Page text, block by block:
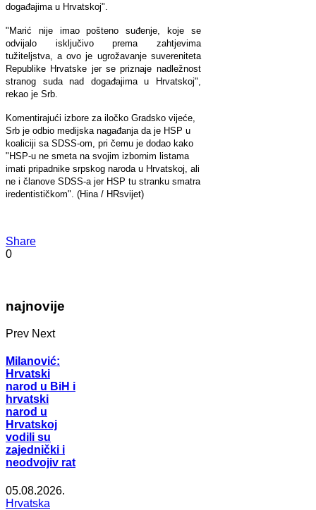
događajima u Hrvatskoj".
"Marić nije imao pošteno suđenje, koje se
odvijalo isključivo prema zahtjevima
tužiteljstva, a ovo je ugrožavanje suvereniteta
Republike Hrvatske jer se priznaje nadležnost
stranog suda nad događajima u Hrvatskoj",
rekao je Srb.
Komentirajući izbore za iločko Gradsko vijeće,
Srb je odbio medijska nagađanja da je HSP u
koaliciji sa SDSS-om, pri čemu je dodao kako
"HSP-u ne smeta na svojim izbornim listama
imati pripadnike srpskog naroda u Hrvatskoj, ali
ne i članove SDSS-a jer HSP tu stranku smatra
iredentističkom". (Hina / HRsvijet)
Share
0
najnovije
Prev Next
Milanović:
Hrvatski
narod u BiH i
hrvatski
narod u
Hrvatskoj
vodili su
zajednički i
neodvojiv rat
05.08.2026.
Hrvatska